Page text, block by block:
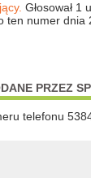
Głosował 1
ten numer dnia
PRZEZ
telefonu